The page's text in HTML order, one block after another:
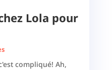
Lola pour
compliqué! Ah,